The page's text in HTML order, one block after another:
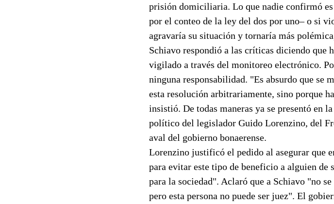
prisión domiciliaria. Lo que nadie confirmó
por el conteo de la ley del dos por uno– o si
agravaría su situación y tornaría más
Schiavo respondió a las críticas diciendo que
vigilado a través del monitoreo electrónico.
ninguna responsabilidad. "Es absurdo que se
esta resolución arbitrariamente, sino porque
insistió. De todas maneras ya se presentó en
político del legislador Guido Lorenzino, del
aval del gobierno bonaerense.
Lorenzino justificó el pedido al asegurar que
para evitar este tipo de beneficio a alguien de
para la sociedad". Aclaró que a Schiavo "no
pero esta persona no puede ser juez". El